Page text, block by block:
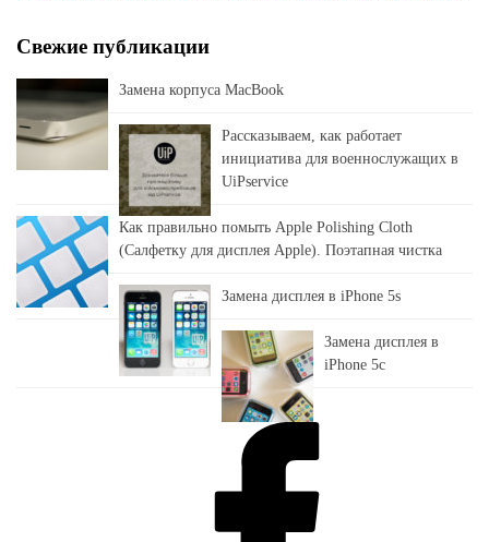
Свежие публикации
Замена корпуса MacBook
Рассказываем, как работает
инициатива для военнослужащих в
UiPservice
Как правильно помыть Apple Polishing Cloth
(Салфетку для дисплея Apple). Поэтапная чистка
Замена дисплея в iPhone 5s
Замена дисплея в
iPhone 5c